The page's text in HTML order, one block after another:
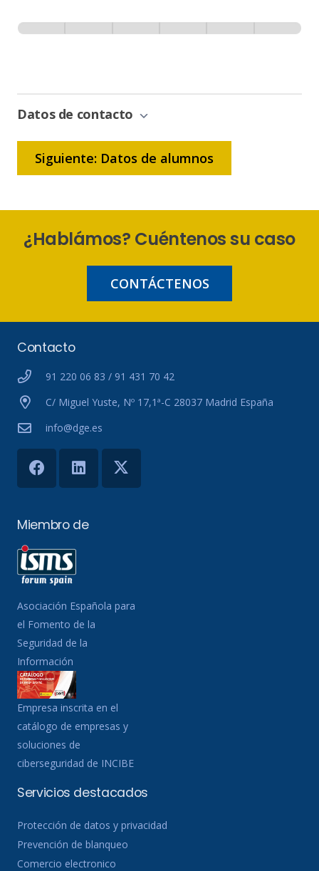
-
Bonificación
Datos de contacto
Siguiente: Datos de alumnos
¿Hablámos? Cuéntenos su caso
CONTÁCTENOS
Contacto
91 220 06 83 / 91 431 70 42
C/ Miguel Yuste, Nº 17,1ª-C 28037 Madrid España
info@dge.es
Miembro de
Asociación Española para
el Fomento de la
Seguridad de la
Información
Empresa inscrita en el
catálogo de empresas y
soluciones de
ciberseguridad de INCIBE
Servicios destacados
Protección de datos y privacidad
Prevención de blanqueo
Comercio electronico